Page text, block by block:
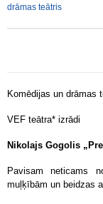
drāmas teātris
Komēdijas un drāmas
VEF teātra* izrādi
Nikolajs Gogolis
Pavisam neticams
muļķībām un beidzas